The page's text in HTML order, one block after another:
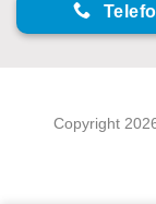
Copyright